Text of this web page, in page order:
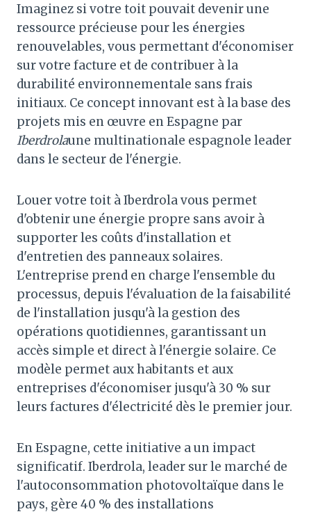
Imaginez si votre toit pouvait devenir une
ressource précieuse pour les énergies
renouvelables, vous permettant d'économiser
sur votre facture et de contribuer à la
durabilité environnementale sans frais
initiaux. Ce concept innovant est à la base des
projets mis en œuvre en Espagne par
Iberdrolaune multinationale espagnole leader
dans le secteur de l'énergie.
Louer votre toit à Iberdrola vous permet
d'obtenir une énergie propre sans avoir à
supporter les coûts d'installation et
d'entretien des panneaux solaires.
L'entreprise prend en charge l'ensemble du
processus, depuis l'évaluation de la faisabilité
de l'installation jusqu'à la gestion des
opérations quotidiennes, garantissant un
accès simple et direct à l'énergie solaire. Ce
modèle permet aux habitants et aux
entreprises d'économiser jusqu'à 30 % sur
leurs factures d'électricité dès le premier jour.
En Espagne, cette initiative a un impact
significatif. Iberdrola, leader sur le marché de
l'autoconsommation photovoltaïque dans le
pays, gère 40 % des installations